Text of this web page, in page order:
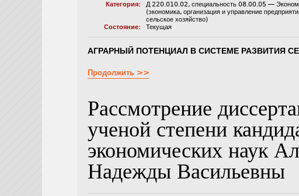
Категория: Д 220.010.02,специальность 08.00.05 —
(экономика, организация и управление
сельское хозяйство)
Состояние:
Текущая
АГРАРНЫЙ ПОТЕНЦИАЛ В СИСТЕМЕ РАЗВИТИЯ
Продолжить >>
Рассмотрение
ученой степени
экономических наук
Надежды Васильевны